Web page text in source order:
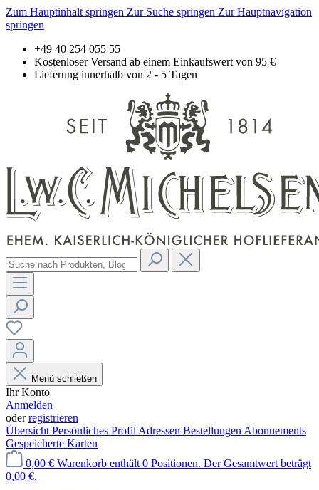
Zum Hauptinhalt springen Zur Suche springen Zur Hauptnavigation
springen
+49 40 254 055 55
Kostenloser Versand ab einem Einkaufswert von 95 €
Lieferung innerhalb von 2 - 5 Tagen
Menü schließen
Ihr Konto
Anmelden
oderregistrieren
Übersicht Persönliches Profil Adressen Bestellungen Abonnements
Gespeicherte Karten
0,00 € Warenkorb enthält 0 Positionen. Der Gesamtwert beträgt
0,00 €.